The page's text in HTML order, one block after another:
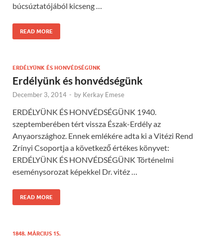
búcsúztatójából kicseng …
READ MORE
ERDÉLYÜNK ÉS HONVÉDSÉGÜNK
Erdélyünk és honvédségünk
December 3, 2014 - by Kerkay Emese
ERDÉLYÜNK ÉS HONVÉDSÉGÜNK 1940.
szeptemberében tért vissza Észak-Erdély az
Anyaországhoz. Ennek emlékére adta ki a Vitézi Rend
Zrínyi Csoportja a következő értékes könyvet:
ERDÉLYÜNK ÉS HONVÉDSÉGÜNK Történelmi
eseménysorozat képekkel Dr. vitéz …
READ MORE
1848. MÁRCIUS 15.